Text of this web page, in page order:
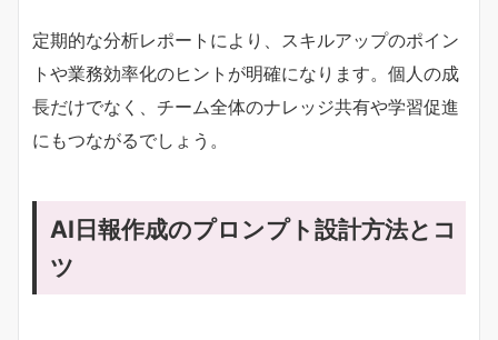
定期的な分析レポートにより、スキルアップのポイン
トや業務効率化のヒントが明確になります。個人の成
長だけでなく、チーム全体のナレッジ共有や学習促進
にもつながるでしょう。
AI日報作成のプロンプト設計方法とコ
ツ